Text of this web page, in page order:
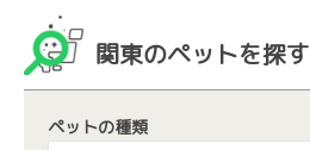
関東のペットを探す
ペットの種類